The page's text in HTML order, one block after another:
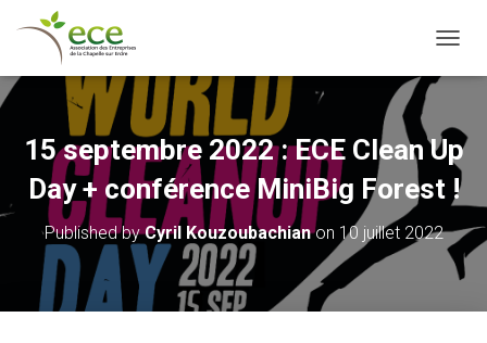
15 septembre 2022 : ECE Clean Up
Day + conférence MiniBig Forest !
Published byCyril Kouzoubachianon 10 juillet 2022